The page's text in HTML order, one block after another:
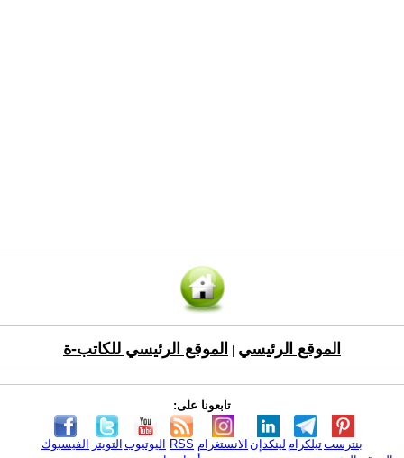
الموقع الرئيسي الموقع الرئيسي للكاتب-ة
تابعونا على:
الفيسبوك التويتر اليوتيوب RSS الانستغرام لينكدإن تيلكرامبنترست